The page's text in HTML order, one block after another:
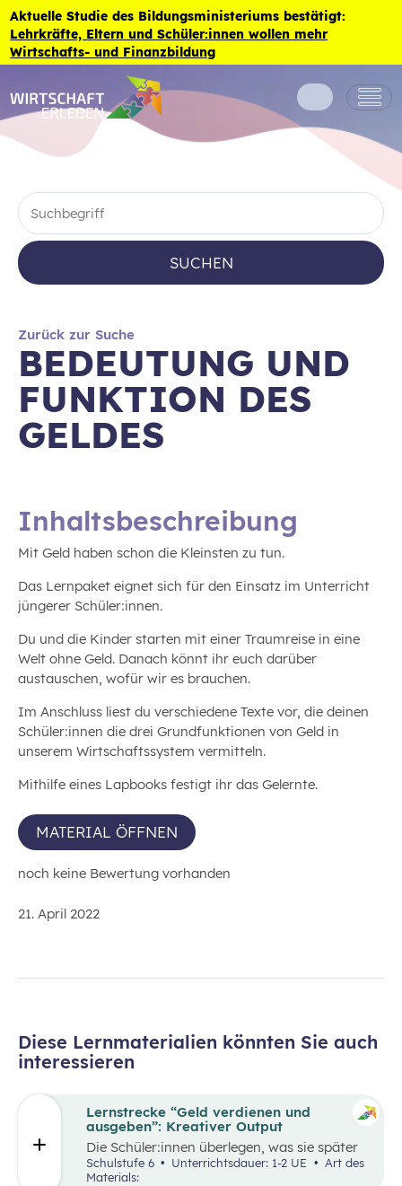
Zum Inhalt der Seite springen
Aktuelle Studie des Bildungsministeriums bestätigt:
Lehrkräfte, Eltern und Schüler:innen wollen mehr
Wirtschafts- und Finanzbildung
SUCHEN
Zurück zur Suche
BEDEUTUNG UND
FUNKTION DES
GELDES
Inhaltsbeschreibung
Mit Geld haben schon die Kleinsten zu tun.
Das Lernpaket eignet sich für den Einsatz im Unterricht
jüngerer Schüler:innen.
Du und die Kinder starten mit einer Traumreise in eine
Welt ohne Geld. Danach könnt ihr euch darüber
austauschen, wofür wir es brauchen.
Im Anschluss liest du verschiedene Texte vor, die deinen
Schüler:innen die drei Grundfunktionen von Geld in
unserem Wirtschaftssystem vermitteln.
Mithilfe eines Lapbooks festigt ihr das Gelernte.
MATERIAL ÖFFNEN
noch keine Bewertung vorhanden
21. April 2022
Diese Lernmaterialien könnten Sie auch
interessieren
Lernstrecke “Geld verdienen und
ausgeben”: Kreativer Output
Die Schüler:innen überlegen, was sie später
einmal werden möchten und finden heraus,
wie der Beruf aussieht, den sie zukünftig
Schulstufe 6 Unterrichtsdauer: 1-2 UE
Materials: